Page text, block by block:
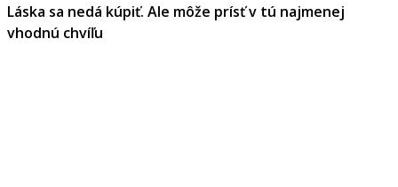
Láska sa nedá kúpiť. Ale môže prísť v tú najmenej
vhodnú chvíľu